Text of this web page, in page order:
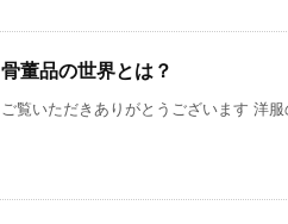
骨董品の世界とは？
ご覧いただきありがとうございます 洋